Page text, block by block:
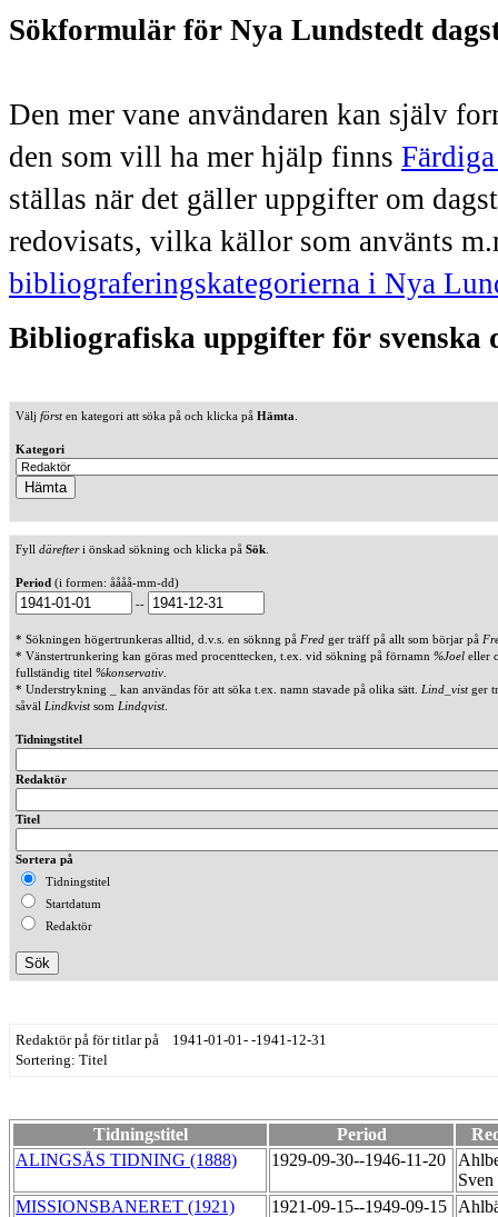
Sökformulär för Nya Lundstedt
Den mer vane användaren kan själv
den som vill ha mer hjälp finns
ställas när det gäller uppgifter om
redovisats, vilka källor som använts
bibliograferingskategorierna i Nya
Bibliografiska uppgifter för svenska
Välj försten kategori att söka på och klicka på Hämta
Kategori
Fyll därefteri önskad sökning och klicka på Sök
Period (i formen: åååå-mm-dd)
--
* Sökningen högertrunkeras alltid, d.v.s. en söknng på Fred ger träff på allt som börjar på
* Vänstertrunkering kan göras med procenttecken, t.ex. vid sökning på förnamn %Joel eller
fullständig titel %konservativ
* Understrykning _ kan användas för att söka t.ex. namn stavade på olika sätt. Lind_vistger
såväl Lindkvistsom Lindqvist.
Tidningstitel
Redaktör
Titel
Sortera på
Tidningstitel
Startdatum
Redaktör
Redaktör på för titlar på 1941-01-01- -1941-12-31
Sortering: Titel
Tidningstitel Period
ALINGSÅS TIDNING (1888)
1929-09-30--1946-11-20
Sven
MISSIONSBANERET (1921)
1921-09-15--1949-09-15